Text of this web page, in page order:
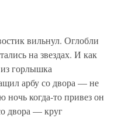
вильнул. Оглобли
на звездах. И как
горлышка
арбу со двора — не
ночь когда-то привез он
двора — круг